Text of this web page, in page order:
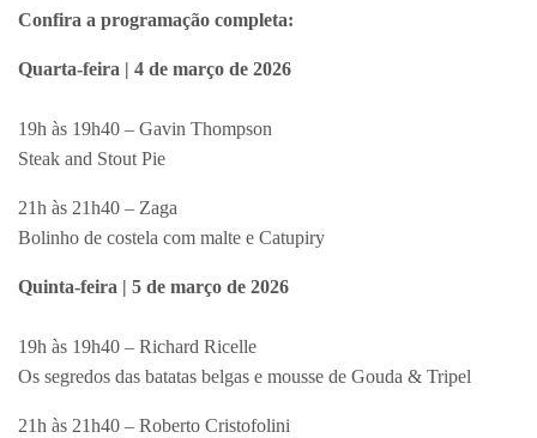
Confira a programação completa:
Quarta-feira | 4 de março de 2026
19h às 19h40 – Gavin Thompson
Steak and Stout Pie
21h às 21h40 – Zaga
Bolinho de costela com malte e Catupiry
Quinta-feira | 5 de março de 2026
19h às 19h40 – Richard Ricelle
Os segredos das batatas belgas e mousse de Gouda & Tripel
21h às 21h40 – Roberto Cristofolini